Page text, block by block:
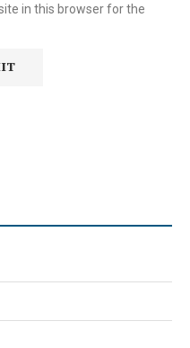
in this browser for the